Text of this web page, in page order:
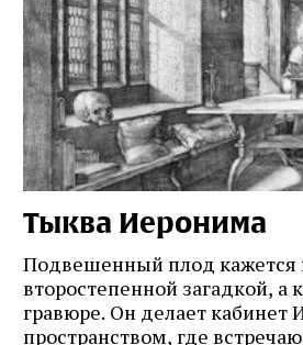
Тыква Иеронима
Подвешенный плод кажется
второстепенной загадкой, а
гравюре. Он делает кабинет
пространством, где